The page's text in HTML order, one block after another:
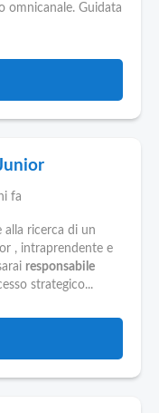
omnicanale. Guidata
fa
alla ricerca di un
, intraprendente e
responsabile
strategico...